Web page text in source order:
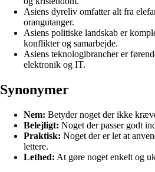
Asiens dyreliv omfatter alt fra
orangutanger.
Asiens politiske landskab er
konflikter og samarbejde.
Asiens teknologibrancher er
elektronik og IT.
Synonymer
Nem: Betyder noget der ikke
Belejligt: Noget der passer godt
Praktisk: Noget der er let at
lettere.
Lethed: At gøre noget enkelt og